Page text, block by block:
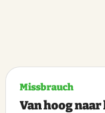
Missbrauch
Van hoog naar